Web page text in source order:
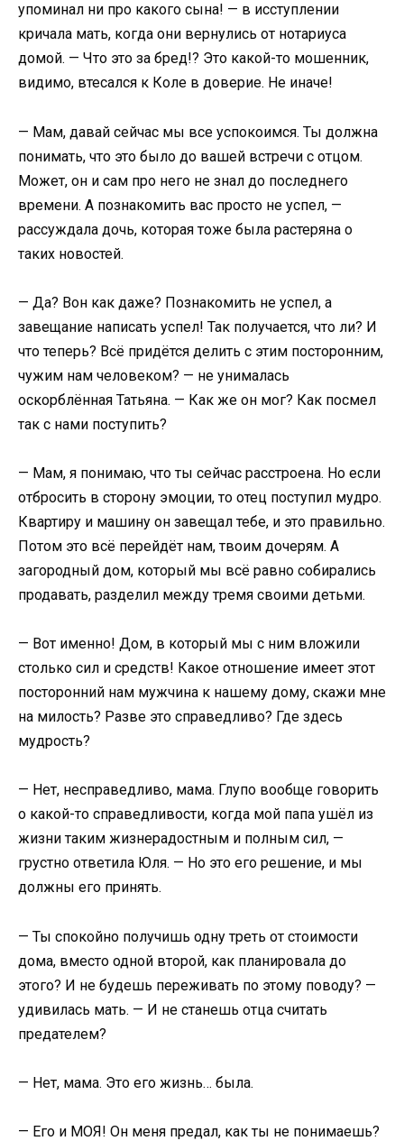
упоминал ни про какого сына! — в исступлении
кричала мать, когда они вернулись от нотариуса
домой. — Что это за бред!? Это какой-то мошенник,
видимо, втесался к Коле в доверие. Не иначе!
— Мам, давай сейчас мы все успокоимся. Ты должна
понимать, что это было до вашей встречи с отцом.
Может, он и сам про него не знал до последнего
времени. А познакомить вас просто не успел, —
рассуждала дочь, которая тоже была растеряна о
таких новостей.
— Да? Вон как даже? Познакомить не успел, а
завещание написать успел! Так получается, что ли? И
что теперь? Всё придётся делить с этим посторонним,
чужим нам человеком? — не унималась
оскорблённая Татьяна. — Как же он мог? Как посмел
так с нами поступить?
— Мам, я понимаю, что ты сейчас расстроена. Но если
отбросить в сторону эмоции, то отец поступил мудро.
Квартиру и машину он завещал тебе, и это правильно.
Потом это всё перейдёт нам, твоим дочерям. А
загородный дом, который мы всё равно собирались
продавать, разделил между тремя своими детьми.
— Вот именно! Дом, в который мы с ним вложили
столько сил и средств! Какое отношение имеет этот
посторонний нам мужчина к нашему дому, скажи мне
на милость? Разве это справедливо? Где здесь
мудрость?
— Нет, несправедливо, мама. Глупо вообще говорить
о какой-то справедливости, когда мой папа ушёл из
жизни таким жизнерадостным и полным сил, —
грустно ответила Юля. — Но это его решение, и мы
должны его принять.
— Ты спокойно получишь одну треть от стоимости
дома, вместо одной второй, как планировала до
этого? И не будешь переживать по этому поводу? —
удивилась мать. — И не станешь отца считать
предателем?
— Нет, мама. Это его жизнь… была.
— Его и МОЯ! Он меня предал, как ты не понимаешь?